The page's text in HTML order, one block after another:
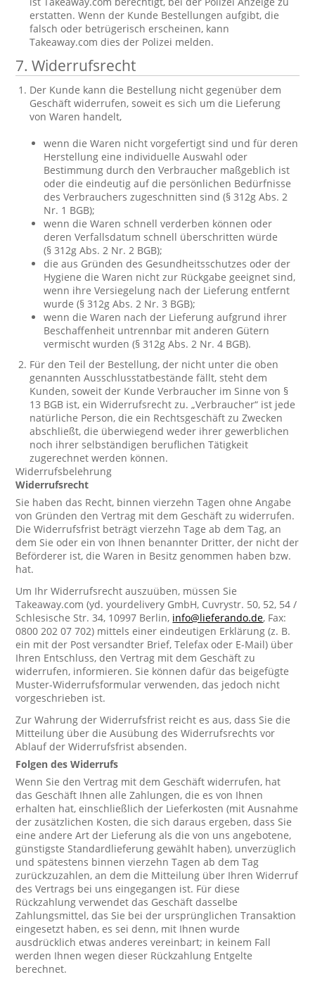
erstatten. Wenn der Kunde Bestellungen aufgibt, die
falsch oder betrügerisch erscheinen, kann
Takeaway.com dies der Polizei melden.
7. Widerrufsrecht
Der Kunde kann die Bestellung nicht gegenüber dem
Geschäft widerrufen, soweit es sich um die Lieferung
von Waren handelt,
wenn die Waren nicht vorgefertigt sind und für deren
Herstellung eine individuelle Auswahl oder
Bestimmung durch den Verbraucher maßgeblich ist
oder die eindeutig auf die persönlichen Bedürfnisse
des Verbrauchers zugeschnitten sind (§ 312g Abs. 2
Nr. 1 BGB);
wenn die Waren schnell verderben können oder
deren Verfallsdatum schnell überschritten würde
(§ 312g Abs. 2 Nr. 2 BGB);
die aus Gründen des Gesundheitsschutzes oder der
Hygiene die Waren nicht zur Rückgabe geeignet sind,
wenn ihre Versiegelung nach der Lieferung entfernt
wurde (§ 312g Abs. 2 Nr. 3 BGB);
wenn die Waren nach der Lieferung aufgrund ihrer
Beschaffenheit untrennbar mit anderen Gütern
vermischt wurden (§ 312g Abs. 2 Nr. 4 BGB).
Für den Teil der Bestellung, der nicht unter die oben
genannten Ausschlusstatbestände fällt, steht dem
Kunden, soweit der Kunde Verbraucher im Sinne von §
13 BGB ist, ein Widerrufsrecht zu. „Verbraucher“ ist jede
natürliche Person, die ein Rechtsgeschäft zu Zwecken
abschließt, die überwiegend weder ihrer gewerblichen
noch ihrer selbständigen beruflichen Tätigkeit
zugerechnet werden können.
Widerrufsbelehrung
Widerrufsrecht
Sie haben das Recht, binnen vierzehn Tagen ohne Angabe
von Gründen den Vertrag mit dem Geschäft zu widerrufen.
Die Widerrufsfrist beträgt vierzehn Tage ab dem Tag, an
dem Sie oder ein von Ihnen benannter Dritter, der nicht der
Beförderer ist, die Waren in Besitz genommen haben bzw.
hat.
Um Ihr Widerrufsrecht auszuüben, müssen Sie
Takeaway.com (yd. yourdelivery GmbH, Cuvrystr. 50, 52, 54 /
Schlesische Str. 34, 10997 Berlin, info@lieferando.de, Fax:
0800 202 07 702) mittels einer eindeutigen Erklärung (z. B.
ein mit der Post versandter Brief, Telefax oder E-Mail) über
Ihren Entschluss, den Vertrag mit dem Geschäft zu
widerrufen, informieren. Sie können dafür das beigefügte
Muster-Widerrufsformular verwenden, das jedoch nicht
vorgeschrieben ist.
Zur Wahrung der Widerrufsfrist reicht es aus, dass Sie die
Mitteilung über die Ausübung des Widerrufsrechts vor
Ablauf der Widerrufsfrist absenden.
Folgen des Widerrufs
Wenn Sie den Vertrag mit dem Geschäft widerrufen, hat
das Geschäft Ihnen alle Zahlungen, die es von Ihnen
erhalten hat, einschließlich der Lieferkosten (mit Ausnahme
der zusätzlichen Kosten, die sich daraus ergeben, dass Sie
eine andere Art der Lieferung als die von uns angebotene,
günstigste Standardlieferung gewählt haben), unverzüglich
und spätestens binnen vierzehn Tagen ab dem Tag
zurückzuzahlen, an dem die Mitteilung über Ihren Widerruf
des Vertrags bei uns eingegangen ist. Für diese
Rückzahlung verwendet das Geschäft dasselbe
Zahlungsmittel, das Sie bei der ursprünglichen Transaktion
eingesetzt haben, es sei denn, mit Ihnen wurde
ausdrücklich etwas anderes vereinbart; in keinem Fall
werden Ihnen wegen dieser Rückzahlung Entgelte
berechnet.